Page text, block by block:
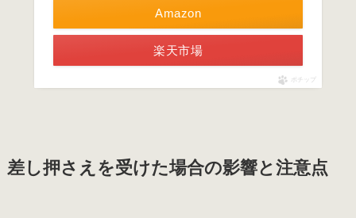
Amazon
楽天市場
ポチップ
差し押さえを受けた場合の影響と注意点